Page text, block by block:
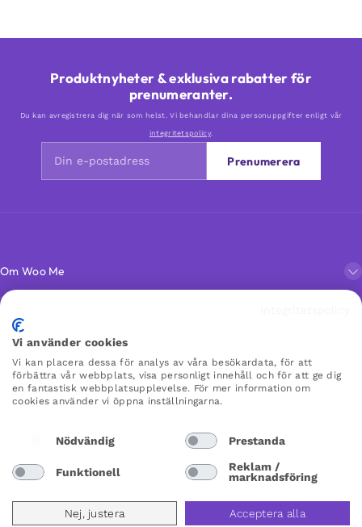
Produktnyheter & exklusiva rabatter för
prenumeranter.
Du kan avregistrera dig när som helst. Vi behandlar dina personuppgifter enligt vår
integritetspolicy.
Prenumerera
Om Woo Me
Kundservice
Favoriter
WOO ME
Vi använder cookies
Vi kan placera dessa för analys av våra besökardata, för att
förbättra vår webbplats, visa personligt innehåll och för att ge dig
en fantastisk webbplatsupplevelse. För mer information om
cookies använder vi öppna inställningarna.
Nödvändig Prestanda
Funktionell
Reklam /
marknadsföring
Nej, justera Acceptera alla